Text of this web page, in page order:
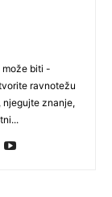
može biti -
ravnotežu
njegujte znanje,